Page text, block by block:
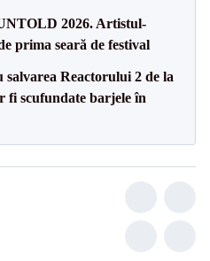
2026. Artistul-
prima seară de festival
Reactorului 2 de la
fi scufundate barjele în